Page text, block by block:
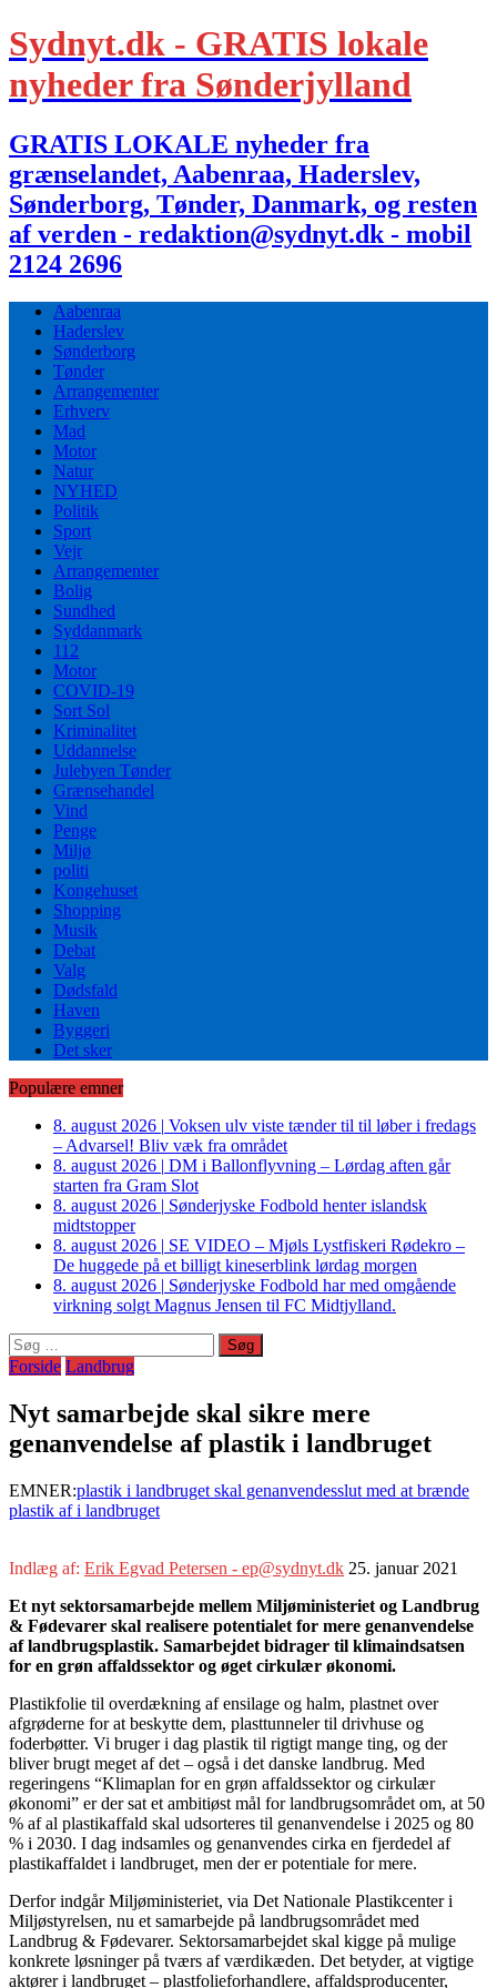
Sydnyt.dk - GRATIS lokale
nyheder fra Sønderjylland
GRATIS LOKALE nyheder fra
grænselandet, Aabenraa, Haderslev,
Sønderborg, Tønder, Danmark, og resten
af verden - redaktion@sydnyt.dk - mobil
2124 2696
Aabenraa
Haderslev
Sønderborg
Tønder
Arrangementer
Erhverv
Mad
Motor
Natur
NYHED
Politik
Sport
Vejr
Arrangementer
Bolig
Sundhed
Syddanmark
112
Motor
COVID-19
Sort Sol
Kriminalitet
Uddannelse
Julebyen Tønder
Grænsehandel
Vind
Penge
Miljø
politi
Kongehuset
Shopping
Musik
Debat
Valg
Dødsfald
Haven
Byggeri
Det sker
Populære emner
8. august 2026 | Voksen ulv viste tænder til til løber i fredags
– Advarsel! Bliv væk fra området
8. august 2026 | DM i Ballonflyvning – Lørdag aften går
starten fra Gram Slot
8. august 2026 | Sønderjyske Fodbold henter islandsk
midtstopper
8. august 2026 | SE VIDEO – Mjøls Lystfiskeri Rødekro –
De huggede på et billigt kineserblink lørdag morgen
8. august 2026 | Sønderjyske Fodbold har med omgående
virkning solgt Magnus Jensen til FC Midtjylland.
Søg
efter:
Forside Landbrug
Nyt samarbejde skal sikre mere
genanvendelse af plastik i landbruget
EMNER:plastik i landbruget skal genanvendesslut med at brænde
plastik af i landbruget
Indlæg af: Erik Egvad Petersen - ep@sydnyt.dk 25. januar 2021
Et nyt sektorsamarbejde mellem Miljøministeriet og Landbrug
& Fødevarer skal realisere potentialet for mere genanvendelse
af landbrugsplastik. Samarbejdet bidrager til klimaindsatsen
for en grøn affaldssektor og øget cirkulær økonomi.
Plastikfolie til overdækning af ensilage og halm, plastnet over
afgrøderne for at beskytte dem, plasttunneler til drivhuse og
foderbøtter. Vi bruger i dag plastik til rigtigt mange ting, og der
bliver brugt meget af det – også i det danske landbrug. Med
regeringens “Klimaplan for en grøn affaldssektor og cirkulær
økonomi” er der sat et ambitiøst mål for landbrugsområdet om, at 50
% af al plastikaffald skal udsorteres til genanvendelse i 2025 og 80
% i 2030. I dag indsamles og genanvendes cirka en fjerdedel af
plastikaffaldet i landbruget, men der er potentiale for mere.
Derfor indgår Miljøministeriet, via Det Nationale Plastikcenter i
Miljøstyrelsen, nu et samarbejde på landbrugsområdet med
Landbrug & Fødevarer. Sektorsamarbejdet skal kigge på mulige
konkrete løsninger på tværs af værdikæden. Det betyder, at vigtige
aktører i landbruget – plastfolieforhandlere, affaldsproducenter,